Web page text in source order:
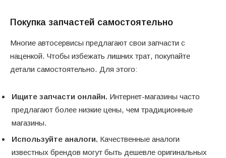
Покупка запчастей самостоятельно
Многие автосервисы предлагают свои запчасти с
наценкой. Чтобы избежать лишних трат, покупайте
детали самостоятельно. Для этого:
Ищите запчасти онлайн. Интернет-магазины часто
предлагают более низкие цены, чем традиционные
магазины.
Используйте аналоги. Качественные аналоги
известных брендов могут быть дешевле оригинальных